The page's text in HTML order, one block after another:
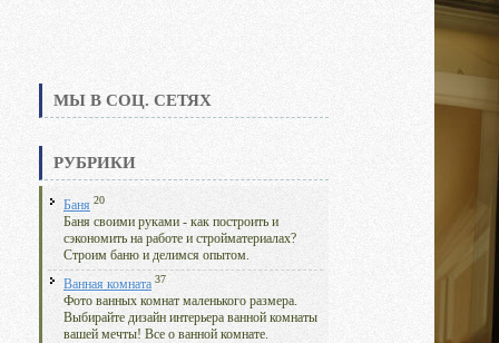
МЫ В СОЦ. СЕТЯХ
РУБРИКИ
Баня 20
Баня своими руками - как построить и
сэкономить на работе и стройматериалах?
Строим баню и делимся опытом.
Ванная комната 37
Фото ванных комнат маленького размера.
Выбирайте дизайн интерьера ванной комнаты
вашей мечты! Все о ванной комнате.